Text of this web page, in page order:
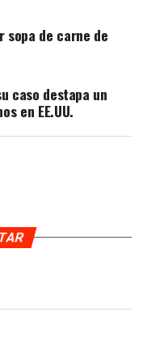
sopa de carne de
caso destapa un
en EE.UU.